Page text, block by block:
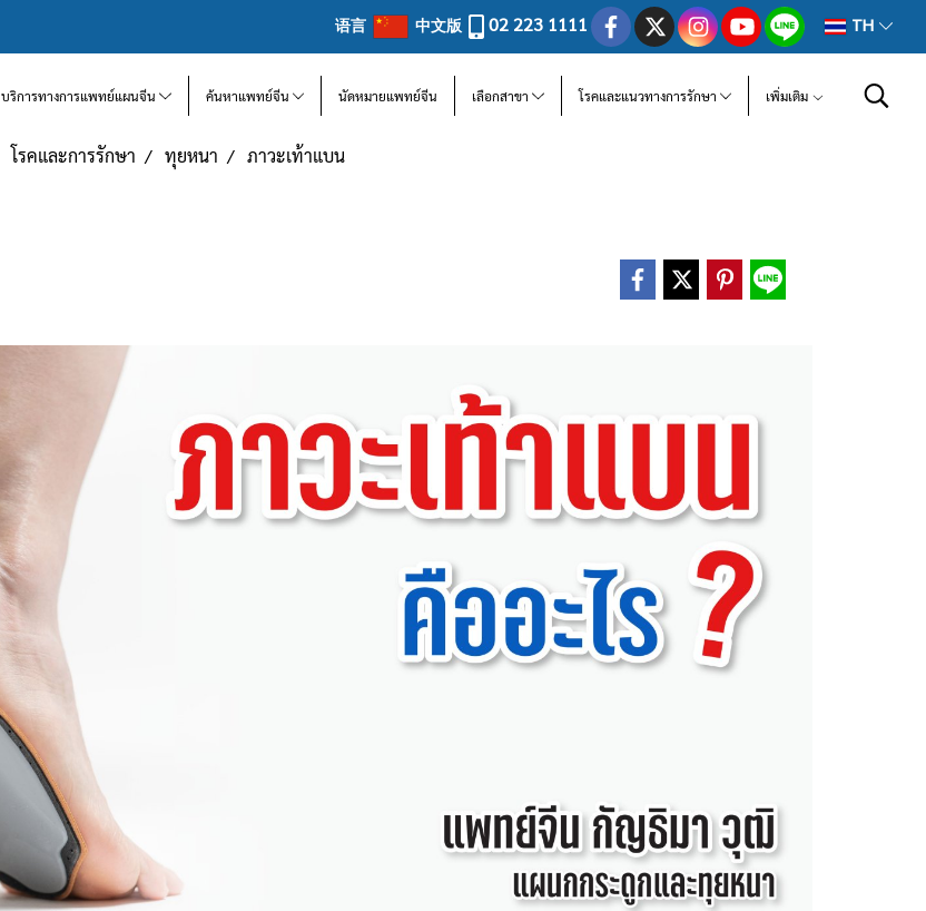
语言 中文版 02 223 1111 TH
บริการทางการแพทย์แผนจีน ค้นหาแพทย์จีน นัดหมายแพทย์จีน เลือกสาขา โรคและแนวทางการรักษา เพิ่มเติม
โรคและการรักษา ทุยหนา ภาวะเท้าแบน